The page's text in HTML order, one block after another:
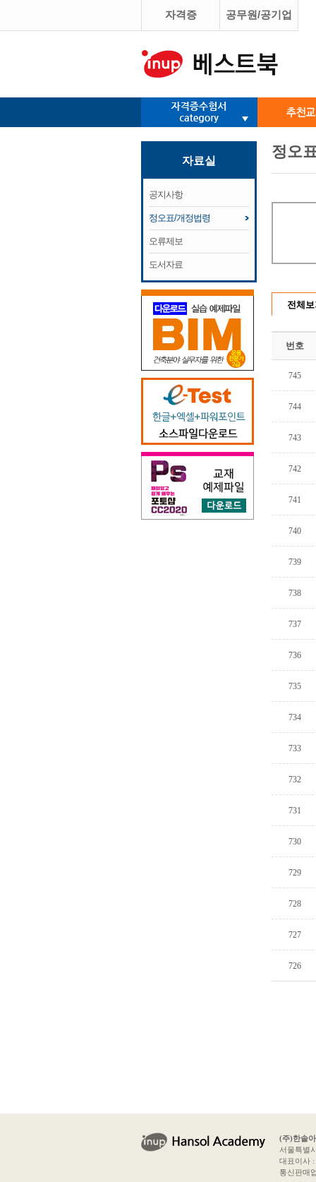
자격증 공무원/공기업
자료실
공지사항
정오표/개정법령
오류제보
도서자료
정오
전체
번호
745
744
743
742
741
740
739
738
737
736
735
734
733
732
731
730
729
728
727
726
(주)한솔
서울특별
대표이사
통신판매